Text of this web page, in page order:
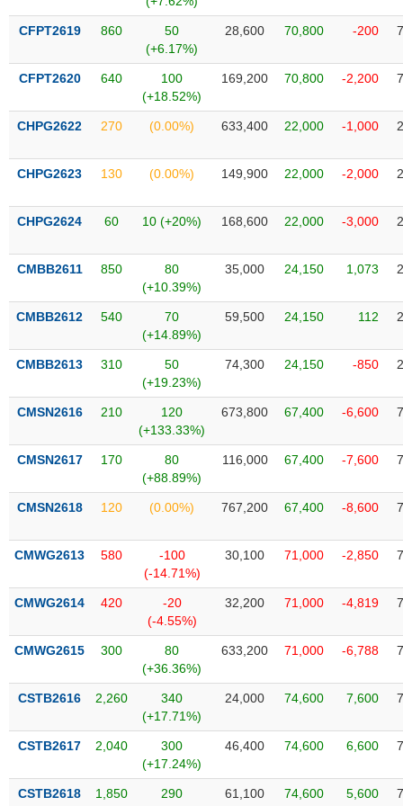
CFPT2619 860
50
(+6.17%)
28,600 70,800 -200
CFPT2620 640
100
(+18.52%)
169,200 70,800 -2,200
CHPG2622 270 (0.00%) 633,400 22,000 -1,000
CHPG2623 130 (0.00%) 149,900 22,000 -2,000
CHPG2624 60 10 (+20%) 168,600 22,000 -3,000
CMBB2611 850
80
(+10.39%)
35,000 24,150 1,073
CMBB2612 540
70
(+14.89%)
59,500 24,150 112
CMBB2613 310
50
(+19.23%)
74,300 24,150 -850
CMSN2616 210
120
(+133.33%)
673,800 67,400 -6,600
CMSN2617 170
80
(+88.89%)
116,000 67,400 -7,600
CMSN2618 120 (0.00%) 767,200 67,400 -8,600
CMWG2613 580
-100
(-14.71%)
30,100 71,000 -2,850
CMWG2614 420
-20
(-4.55%)
32,200 71,000 -4,819
CMWG2615 300
80
(+36.36%)
633,200 71,000 -6,788
CSTB2616 2,260
340
(+17.71%)
24,000 74,600 7,600
CSTB2617 2,040
300
(+17.24%)
46,400 74,600 6,600
CSTB2618 1,850
290
61,100 74,600 5,600
Chỉ số
đạo
(-)
Tất cả Người nội bộ Người liên quan Cổ đông lớn
Tin
tức
Bài
viết
giả
(-)
cáo
phân
(-)
Thuật
ngữ
vụ
(-)
tạo
tài